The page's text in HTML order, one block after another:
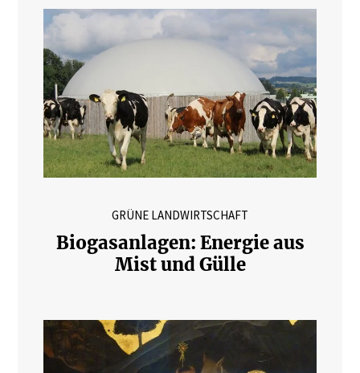
GRÜNE LANDWIRTSCHAFT
Biogasanlagen: Energie aus
Mist und Gülle